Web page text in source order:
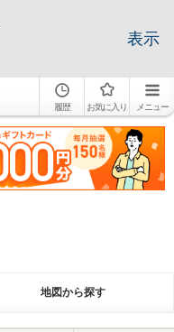
表示
履歴 お気に入り メニュー
地図から探す